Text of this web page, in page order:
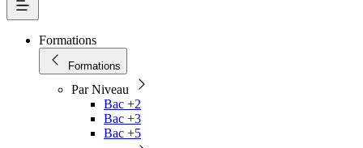
Formations
Formations
Par Niveau
Bac +2
Bac +3
Bac +5